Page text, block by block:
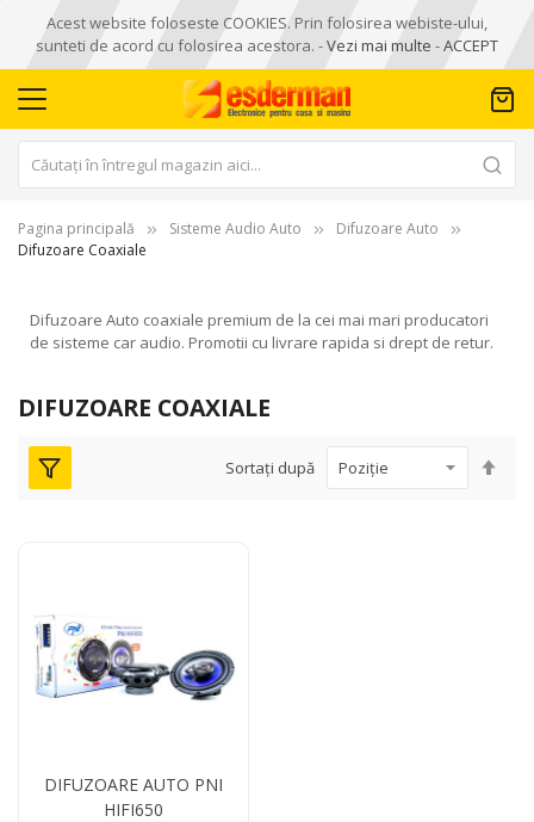
Acest website foloseste COOKIES. Prin folosirea webiste-ului,
sunteti de acord cu folosirea acestora. -Vezi mai multe -ACCEPT
Pagina principală Sisteme Audio Auto
Difuzoare Auto
Difuzoare Coaxiale
Difuzoare Auto coaxiale premium de la cei mai mari producatori
de sisteme car audio. Promotii cu livrare rapida si drept de retur.
DIFUZOARE COAXIALE
Sortați după
DIFUZOARE AUTO PNI
HIFI650